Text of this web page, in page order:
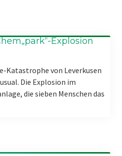
Explosion
Katastrophe von Leverkusen
Die Explosion im
die sieben Menschen das